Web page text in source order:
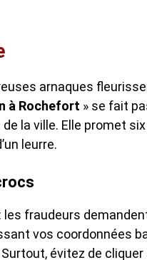
arnaques
à Rochefort » se fait
la ville. Elle promet
leurre.
fraudeurs
vos coordonnées
évitez de cliquer